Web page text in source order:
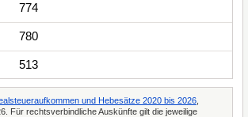
774
780
513
und Hebesätze 2020 bis 2026
Für rechtsverbindliche Auskünfte gilt die jeweilige